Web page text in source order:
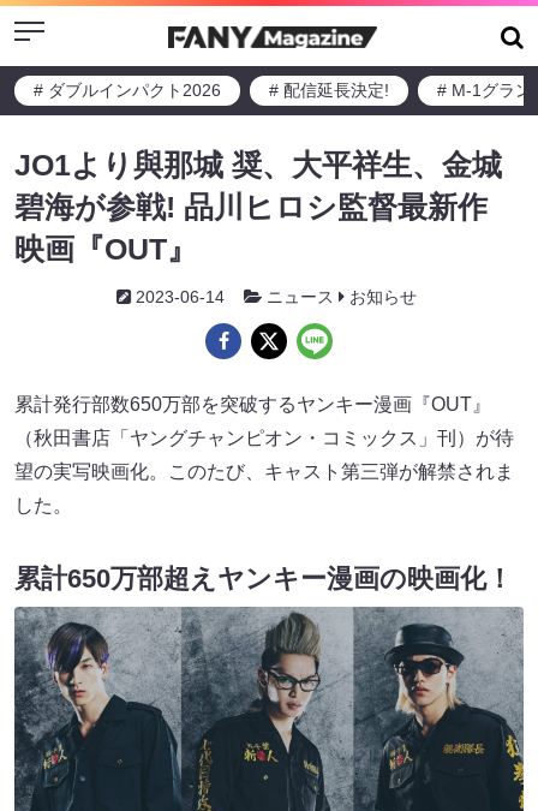
Menu
# ダブルインパクト2026 # 配信延長決定! # M-1グラン
JO1より與那城 奨、⼤平祥⽣、⾦城
碧海が参戦! 品川ヒロシ監督最新作
映画『OUT』
2023-06-14 ニュース お知らせ
累計発行部数650万部を突破するヤンキー漫画『OUT』
（秋田書店「ヤングチャンピオン・コミックス」刊）が待
望の実写映画化。このたび、キャスト第三弾が解禁されま
した。
累計650万部超えヤンキー漫画の映画化！